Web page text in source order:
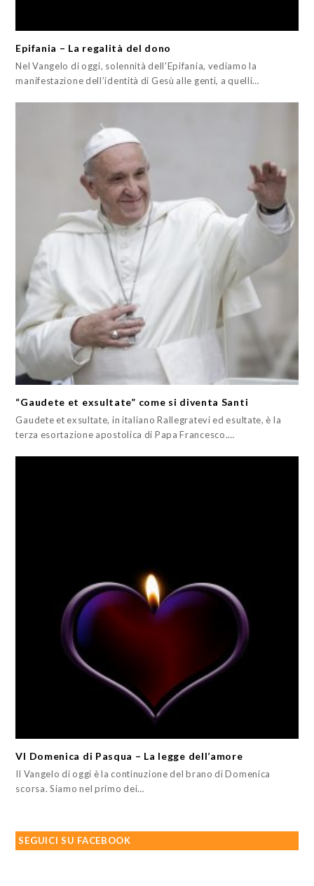
Epifania – La regalità del dono
Nel Vangelo di oggi, solennità dell'Epifania, vediamo la
manifestazione dell’identità di Gesù alle genti, a quelli…
“Gaudete et exsultate” come si diventa Santi
Gaudete et exsultate, in italiano Rallegratevi ed esultate, è la
terza esortazione apostolica di Papa Francesco.…
VI Domenica di Pasqua – La legge dell’amore
Il Vangelo di oggi è la continuzione del brano di Domenica
scorsa. Siamo nel primo dei…
SEGUICI SU FACEBOOK